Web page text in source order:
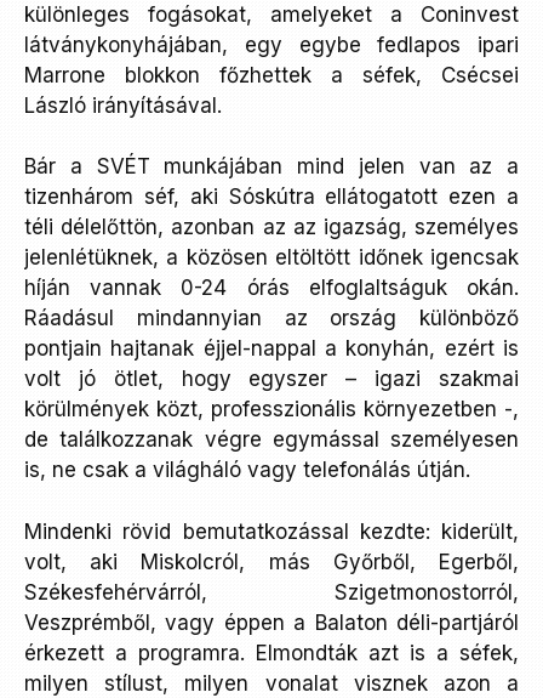
különleges fogásokat, amelyeket a Coninvest
látványkonyhájában, egy egybe fedlapos ipari
Marrone blokkon főzhettek a séfek, Csécsei
László irányításával.
Bár a SVÉT munkájában mind jelen van az a
tizenhárom séf, aki Sóskútra ellátogatott ezen a
téli délelőttön, azonban az az igazság, személyes
jelenlétüknek, a közösen eltöltött időnek igencsak
híján vannak 0-24 órás elfoglaltságuk okán.
Ráadásul mindannyian az ország különböző
pontjain hajtanak éjjel-nappal a konyhán, ezért is
volt jó ötlet, hogy egyszer – igazi szakmai
körülmények közt, professzionális környezetben -,
de találkozzanak végre egymással személyesen
is, ne csak a világháló vagy telefonálás útján.
Mindenki rövid bemutatkozással kezdte: kiderült,
volt, aki Miskolcról, más Győrből, Egerből,
Székesfehérvárról, Szigetmonostorról,
Veszprémből, vagy éppen a Balaton déli-partjáról
érkezett a programra. Elmondták azt is a séfek,
milyen stílust, milyen vonalat visznek azon a